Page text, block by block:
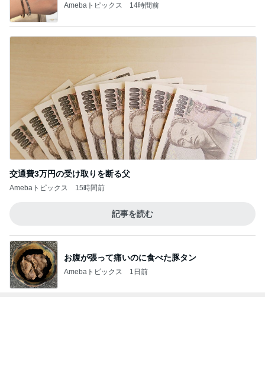
Amebaトピックス 14時間前
交通費3万円の受け取りを断る父
Amebaトピックス 15時間前
記事を読む
お腹が張って痛いのに食べた豚タン
Amebaトピックス 1日前